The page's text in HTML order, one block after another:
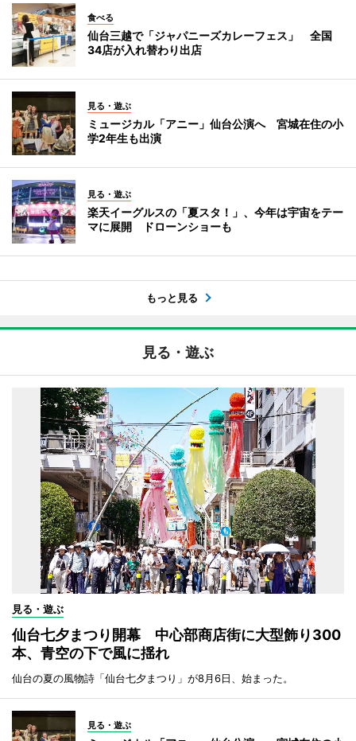
食べる
仙台三越で「ジャパニーズカレーフェス」 全国
34店が入れ替わり出店
見る・遊ぶ
ミュージカル「アニー」仙台公演へ 宮城在住の小
学2年生も出演
見る・遊ぶ
楽天イーグルスの「夏スタ！」、今年は宇宙をテー
マに展開 ドローンショーも
もっと見る
見る・遊ぶ
見る・遊ぶ
仙台七夕まつり開幕 中心部商店街に大型飾り300
本、青空の下で風に揺れ
仙台の夏の風物詩「仙台七夕まつり」が8月6日、始まった。
見る・遊ぶ